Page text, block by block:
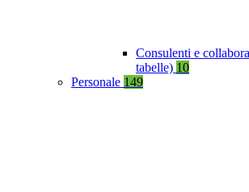
Consulenti e
tabelle) 10
Personale 149